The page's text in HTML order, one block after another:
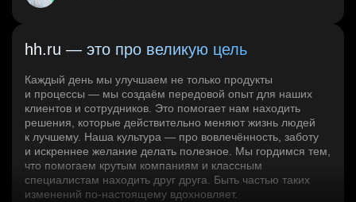
hh.ru — это про великую цель
Каждый день мы улучшаем не только продукты
и процессы — мы создаём передовой опыт для наших
клиентов и сотрудников. Это помогает нам находить
решения, которые действительно меняют жизнь людей
к лучшему. Наша культура — про вовлечённость, заботу
и искреннее желание делать полезное. Мы гордимся тем,
что помогаем крутым компаниям и классным
специалистам находить друг друга. Быть частью таких
изменений по‑настоящему вдохновляет.